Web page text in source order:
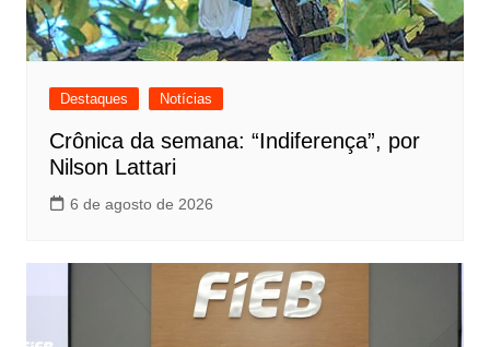
Destaques Notícias
Crônica da semana: “Indiferença”, por
Nilson Lattari
6 de agosto de 2026